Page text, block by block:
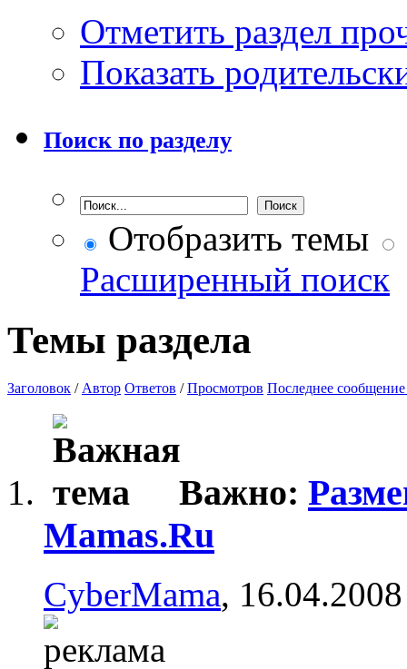
Отметить раздел
Показать
Поиск по разделу
Отобразить темы
Расширенный поиск
Темы раздела
Заголовок / Автор Ответов /Просмотров Последнее сообщение
Важно:
Mamas.Ru
CyberMama,